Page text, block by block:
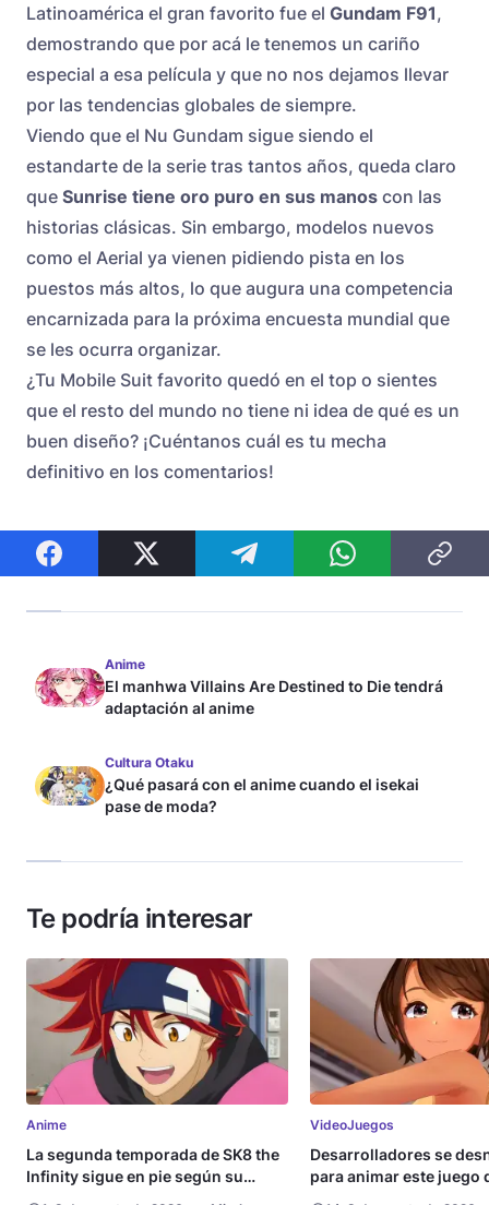
Latinoamérica el gran favorito fue el Gundam F91,
demostrando que por acá le tenemos un cariño
especial a esa película y que no nos dejamos llevar
por las tendencias globales de siempre.
Viendo que el Nu Gundam sigue siendo el
estandarte de la serie tras tantos años, queda claro
que Sunrise tiene oro puro en sus manos con las
historias clásicas. Sin embargo, modelos nuevos
como el Aerial ya vienen pidiendo pista en los
puestos más altos, lo que augura una competencia
encarnizada para la próxima encuesta mundial que
se les ocurra organizar.
¿Tu Mobile Suit favorito quedó en el top o sientes
que el resto del mundo no tiene ni idea de qué es un
buen diseño? ¡Cuéntanos cuál es tu mecha
definitivo en los comentarios!
Anime
El manhwa Villains Are Destined to Die tendrá
adaptación al anime
Cultura Otaku
¿Qué pasará con el anime cuando el isekai
pase de moda?
Te podría interesar
Anime
La segunda temporada de SK8 the
Infinity sigue en pie según su
directora
VideoJuegos
Desarrolladores se
para animar este juego